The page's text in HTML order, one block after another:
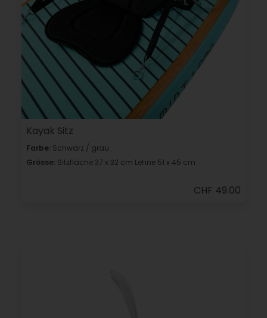
Kayak Sitz
Farbe: Schwarz / grau
Grösse: Sitzfläche 37 x 32 cm Lehne 51 x 45 cm
CHF 49.00